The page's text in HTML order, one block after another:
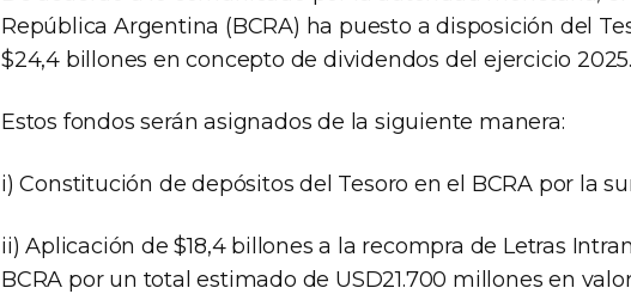
República Argentina (BCRA) ha puesto a disposición del
$24,4 billones en concepto de dividendos del ejercicio 2025.
Estos fondos serán asignados de la siguiente manera:
i) Constitución de depósitos del Tesoro en el BCRA por la
ii) Aplicación de $18,4 billones a la recompra de Letras
BCRA por un total estimado de USD21.700 millones en